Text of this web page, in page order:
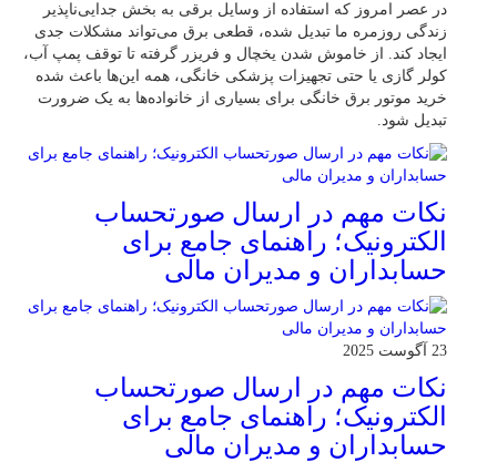
در عصر امروز که استفاده از وسایل برقی به بخش جدایی‌ناپذیر
زندگی روزمره ما تبدیل شده، قطعی برق می‌تواند مشکلات جدی
ایجاد کند. از خاموش شدن یخچال و فریزر گرفته تا توقف پمپ آب،
کولر گازی یا حتی تجهیزات پزشکی خانگی، همه این‌ها باعث شده
خرید موتور برق خانگی برای بسیاری از خانواده‌ها به یک ضرورت
تبدیل شود.
نکات مهم در ارسال صورتحساب
الکترونیک؛ راهنمای جامع برای
حسابداران و مدیران مالی
23 آگوست 2025
نکات مهم در ارسال صورتحساب
الکترونیک؛ راهنمای جامع برای
حسابداران و مدیران مالی